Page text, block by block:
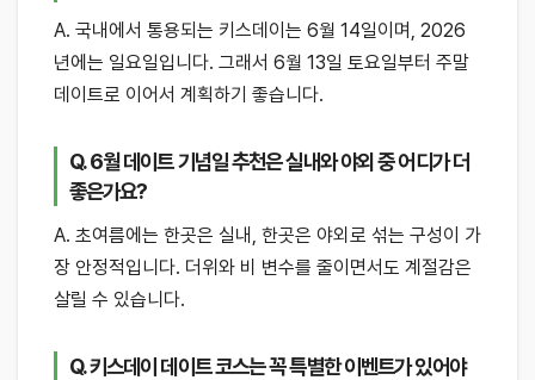
A. 국내에서 통용되는 키스데이는 6월 14일이며, 2026
년에는 일요일입니다. 그래서 6월 13일 토요일부터 주말
데이트로 이어서 계획하기 좋습니다.
Q. 6월 데이트 기념일 추천은 실내와 야외 중 어디가 더
좋은가요?
A. 초여름에는 한곳은 실내, 한곳은 야외로 섞는 구성이 가
장 안정적입니다. 더위와 비 변수를 줄이면서도 계절감은
살릴 수 있습니다.
Q. 키스데이 데이트 코스는 꼭 특별한 이벤트가 있어야